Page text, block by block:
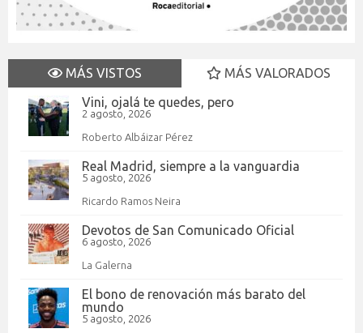
MÁS VISTOS
MÁS VALORADOS
Vini, ojalá te quedes, pero
2 agosto, 2026
Roberto Albáizar Pérez
Real Madrid, siempre a la vanguardia
5 agosto, 2026
Ricardo Ramos Neira
Devotos de San Comunicado Oficial
6 agosto, 2026
La Galerna
El bono de renovación más barato del
mundo
5 agosto, 2026